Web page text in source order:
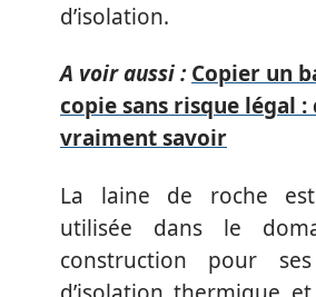
d’isolation.
A voir aussi : Copier un
copie sans risque légal
vraiment savoir
La laine de roche
utilisée dans le
construction pour